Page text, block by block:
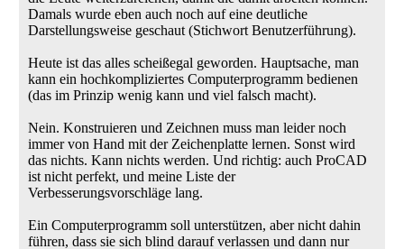
Damals wurde eben auch noch auf eine deutliche
Darstellungsweise geschaut (Stichwort Benutzerführung).
Heute ist das alles scheißegal geworden. Hauptsache, man
kann ein hochkompliziertes Computerprogramm bedienen
(das im Prinzip wenig kann und viel falsch macht).
Nein. Konstruieren und Zeichnen muss man leider noch
immer von Hand mit der Zeichenplatte lernen. Sonst wird
das nichts. Kann nichts werden. Und richtig: auch ProCAD
ist nicht perfekt, und meine Liste der
Verbesserungsvorschläge lang.
Ein Computerprogramm soll unterstützen, aber nicht dahin
führen, dass sie sich blind darauf verlassen und dann nur